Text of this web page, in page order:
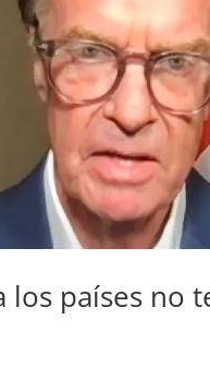
países no